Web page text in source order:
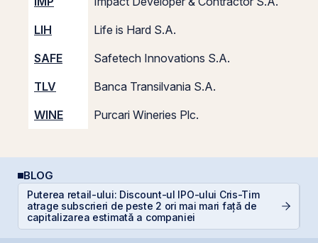
LIH
Life is Hard S.A.
SAFE
Safetech Innovations S.A.
TLV
Banca Transilvania S.A.
WINE
Purcari Wineries Plc.
BLOG
Puterea retail-ului: Discount-ul IPO-ului Cris-Tim
atrage subscrieri de peste 2 ori mai mari față de
capitalizarea estimată a companiei